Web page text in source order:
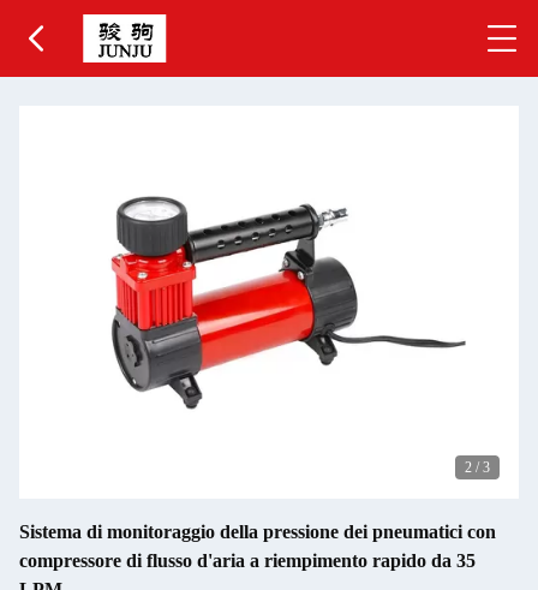
2 / 3
Sistema di monitoraggio della pressione dei pneumatici con
compressore di flusso d'aria a riempimento rapido da 35